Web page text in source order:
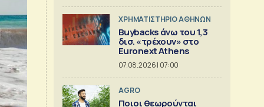
XΡΗΜΑΤΙΣΤΗΡΙΟ ΑΘΗΝΩΝ
Buybacks άνω του 1,3
δισ. «τρέχουν» στο
Euronext Athens
07.08.2026 | 07:00
AGRO
Ποιοι θεωρούνται